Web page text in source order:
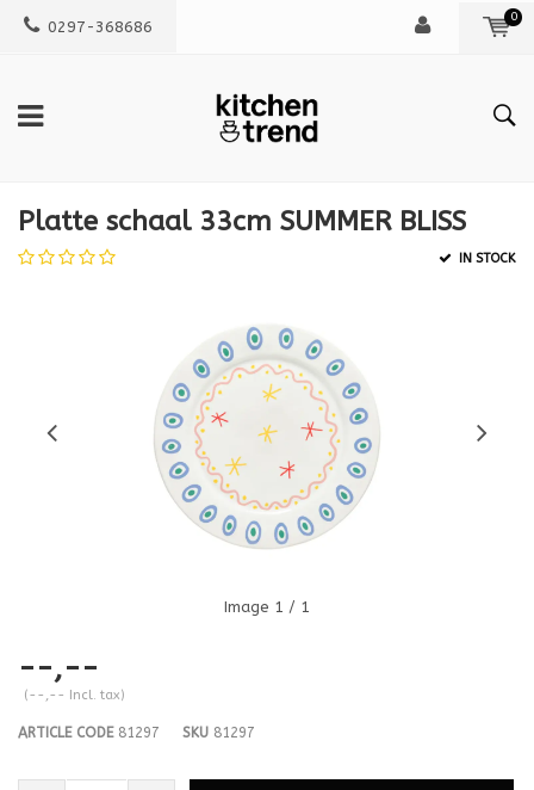
0297-368686
0
Platte schaal 33cm SUMMER BLISS
IN STOCK
Image 1 / 1
--,--
(--,-- Incl. tax)
ARTICLE CODE81297 SKU 81297